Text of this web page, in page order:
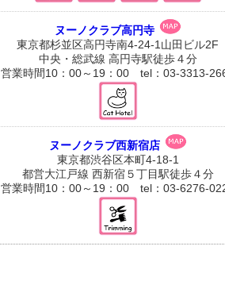
ヌーノクラブ高円寺
東京都杉並区高円寺南4-24-1山田ビル2F
中央・総武線 高円寺駅徒歩４分
営業時間10：00～19：00 tel：03-3313-
ヌーノクラブ西新宿店
東京都渋谷区本町4-18-1
都営大江戸線 西新宿５丁目駅徒歩４分
営業時間10：00～19：00 tel：03-6276-